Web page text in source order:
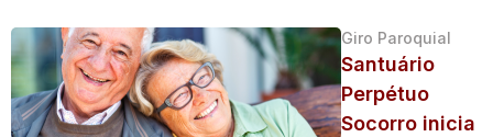
Giro Paroquial
Santuário
Perpétuo
Socorro inicia